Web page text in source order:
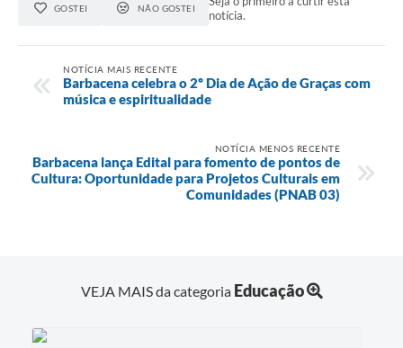
GOSTEI NÃO GOSTEI
notícia.
NOTÍCIA MAIS RECENTE
Barbacena celebra o 2º Dia de Ação de Graças com
música e espiritualidade
NOTÍCIA MENOS RECENTE
Barbacena lança Edital para fomento de pontos de
Cultura: Oportunidade para Projetos Culturais em
Comunidades (PNAB 03)
VEJA MAIS da categoria Educação